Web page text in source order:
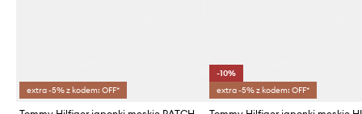
extra -5% z kodem: OFF*
-10%
extra -5% z kodem: OFF*